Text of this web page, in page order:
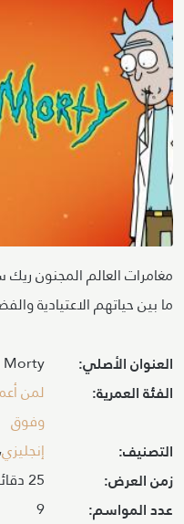
مغامرات العالم المجنون
ما بين حياتهم الاعتيادية
العنوان الأصلي: Morty
الفئة العمرية:
لمن
وفوق
التصنيف: إنجليزي،
زمن العرض: 25 دقائق
عدد المواسم: 9